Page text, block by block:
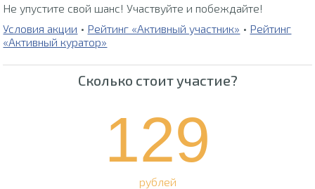
Не упустите свой шанс! Участвуйте и побеждайте!
Условия акции • Рейтинг «Активный участник» • Рейтинг
«Активный куратор»
Сколько стоит участие?
129
рублей